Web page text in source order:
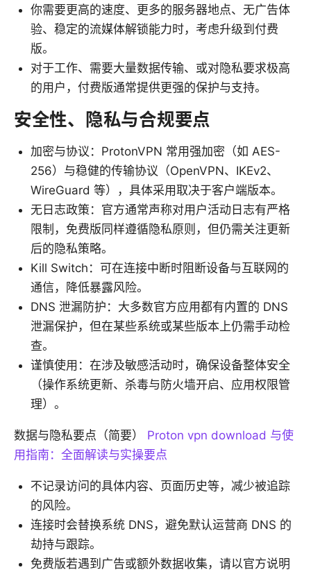
你需要更高的速度、更多的服务器地点、无广告体
验、稳定的流媒体解锁能力时，考虑升级到付费
版。
对于工作、需要大量数据传输、或对隐私要求极高
的用户，付费版通常提供更强的保护与支持。
安全性、隐私与合规要点
加密与协议：ProtonVPN 常用强加密（如 AES-
256）与稳健的传输协议（OpenVPN、IKEv2、
WireGuard 等），具体采用取决于客户端版本。
无日志政策：官方通常声称对用户活动日志有严格
限制，免费版同样遵循隐私原则，但仍需关注更新
后的隐私策略。
Kill Switch：可在连接中断时阻断设备与互联网的
通信，降低暴露风险。
DNS 泄漏防护：大多数官方应用都有内置的 DNS
泄漏保护，但在某些系统或某些版本上仍需手动检
查。
谨慎使用：在涉及敏感活动时，确保设备整体安全
（操作系统更新、杀毒与防火墙开启、应用权限管
理）。
数据与隐私要点（简要） Proton vpn download 与使
用指南：全面解读与实操要点
不记录访问的具体内容、页面历史等，减少被追踪
的风险。
连接时会替换系统 DNS，避免默认运营商 DNS 的
劫持与跟踪。
免费版若遇到广告或额外数据收集，请以官方说明